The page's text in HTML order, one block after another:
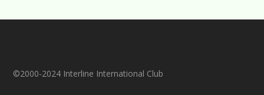
©2000-2024 Interline International Club